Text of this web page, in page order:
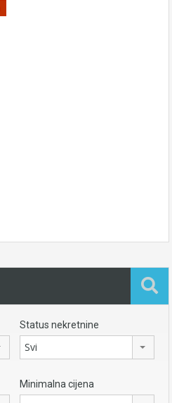
Status nekretnine
Svi
Minimalna cijena